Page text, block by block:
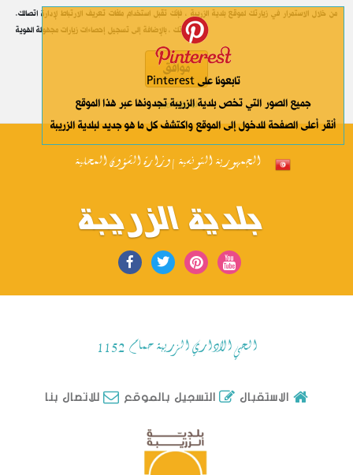
.من خلال الاستمرار في زيارتك لموقع بلدية الزريبة ، فإنك تقبل استخدام ملفات تعريف الارتباط لإدارة اتصالك
وتفضيلاتك ، بالإضافة إلى تسجيل إحصاءات زيارات مجهولة الهوية
موافق
لمعرفة المزيد
الجمهورية التونسية | وزارة الشؤون المحلية
بلدية الزريبة
الحي الاداري الزريبة حمام 1152
الاستقبال التسجيل بالموقع
Pinterest تابعونا على
جميع الصور التي تخص بلدية الزريبة تجدونها عبر هذا الموقع
أنقر أعلى الصفحة للدخول إلى الموقع واكتشف كل ما هو جديد لبلدية الزريبة